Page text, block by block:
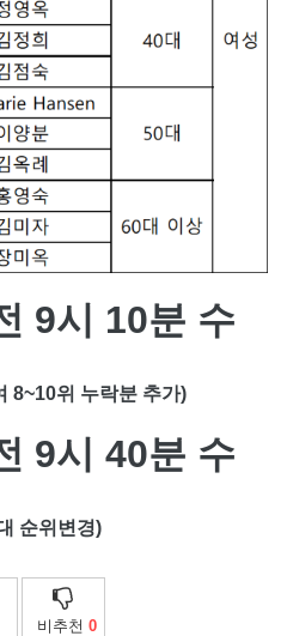
9시 10분 수
8~10위 누락분 추가)
9시 40분 수
순위변경)
비추천 0